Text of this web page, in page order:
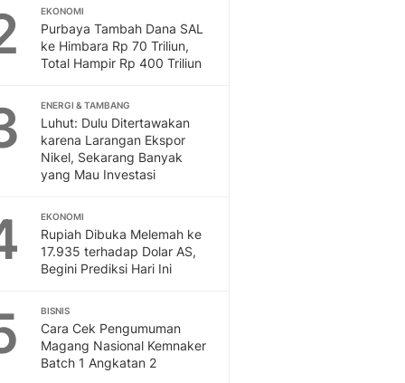
EKONOMI
Purbaya Tambah Dana SAL
ke Himbara Rp 70 Triliun,
Total Hampir Rp 400 Triliun
ENERGI & TAMBANG
Luhut: Dulu Ditertawakan
karena Larangan Ekspor
Nikel, Sekarang Banyak
yang Mau Investasi
EKONOMI
Rupiah Dibuka Melemah ke
17.935 terhadap Dolar AS,
Begini Prediksi Hari Ini
BISNIS
Cara Cek Pengumuman
Magang Nasional Kemnaker
Batch 1 Angkatan 2